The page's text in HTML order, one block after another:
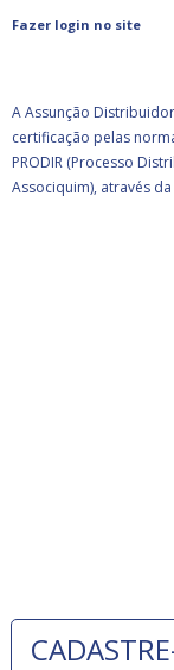
Fazer login no site
ASSUNÇÃO
CERTIFICADA
A Assunção
certificação pelas
PRODIR (Processo
Associquim), através